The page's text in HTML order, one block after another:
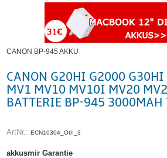
CANON BP-945 AKKU
CANON G20HI G2000
MV1 MV10 MV10I MV20
BATTERIE BP-945 3000MAH
ArtNr.:ECN10304_Oth_3
akkusmir Garantie